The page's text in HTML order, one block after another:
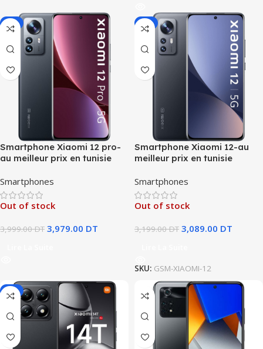
-1%
Smartphone Xiaomi 12 pro-
au meilleur prix en tunisie
Smartphones
Out of stock
3,999.00DT 3,979.00 DT
-3%
Smartphone Xiaomi 12-au
meilleur prix en tunisie
Smartphones
Out of stock
3,199.00DT 3,089.00 DT
SKU: GSM-XIAOMI-12
-9%